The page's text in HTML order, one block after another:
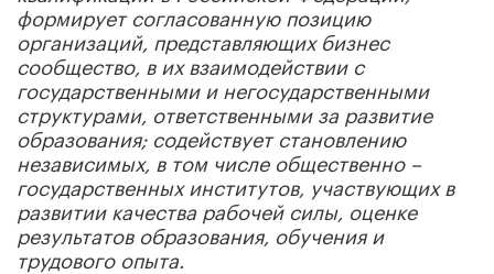
формирует согласованную позицию
организаций, представляющих бизнес
сообщество, в их взаимодействии с
государственными и негосударственными
структурами, ответственными за развитие
образования; содействует становлению
независимых, в том числе общественно –
государственных институтов, участвующих в
развитии качества рабочей силы, оценке
результатов образования, обучения и
трудового опыта.